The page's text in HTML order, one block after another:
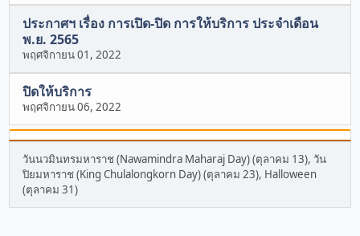
ประกาศฯ เรื่อง การเปิด-ปิด การให้บริการ ประจำเดือน
พ.ย. 2565
พฤศจิกายน 01, 2022
ปิดให้บริการ
พฤศจิกายน 06, 2022
วันนวมินทรมหาราช (Nawamindra Maharaj Day) (ตุลาคม 13), วัน
ปิยมหาราช (King Chulalongkorn Day) (ตุลาคม 23), Halloween
(ตุลาคม 31)